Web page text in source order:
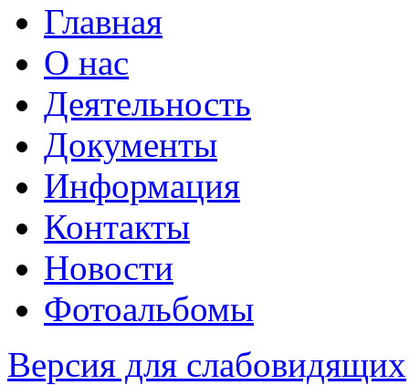
Главная
О нас
Деятельность
Документы
Информация
Контакты
Новости
Фотоальбомы
Версия для слабовидящих